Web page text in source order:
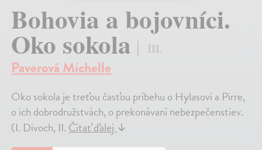
Bohovia a bojovníci.
Oko sokola III.
Paverová Michelle
Oko sokola je treťou časťou príbehu o Hylasovi a Pirre,
o ich dobrodružstvách, o prekonávaní nebezpečenstiev.
(I. Divoch, II. Čítať ďalej ↓